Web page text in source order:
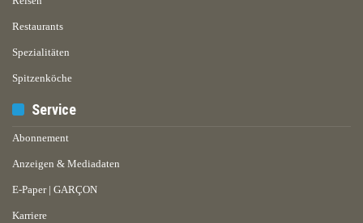
Restaurants
Spezialitäten
Spitzenköche
Service
Abonnement
Anzeigen & Mediadaten
E-Paper | GARÇON
Karriere